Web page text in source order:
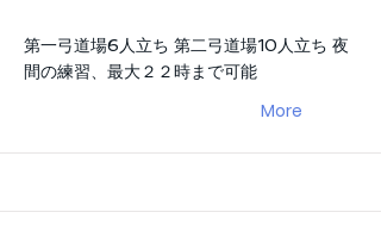
第一弓道場6人立ち 第二弓道場10人立ち 夜
間の練習、最大２２時まで可能
More